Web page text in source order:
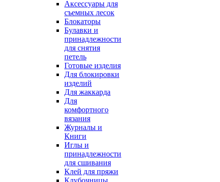
Аксессуары для
съемных лесок
Блокаторы
Булавки и
принадлежности
для снятия
петель
Готовые изделия
Для блокировки
изделий
Для жаккарда
Для
комфортного
вязания
Журналы и
Книги
Иглы и
принадлежности
для сшивания
Клей для пряжи
Клубочницы